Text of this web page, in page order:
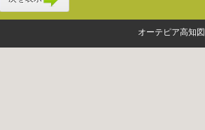
オーテピア高知